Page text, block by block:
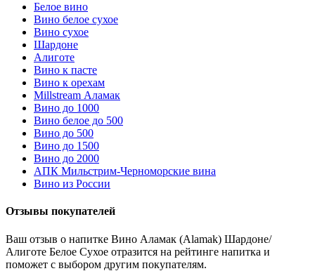
Белое вино
Вино белое сухое
Вино сухое
Шардоне
Алиготе
Вино к пасте
Вино к орехам
Millstream Аламак
Вино до 1000
Вино белое до 500
Вино до 500
Вино до 1500
Вино до 2000
АПК Мильстрим-Черноморские вина
Вино из России
Отзывы покупателей
Ваш отзыв о напитке Вино Аламак (Alamak) Шардоне/
Алиготе Белое Сухое отразится на рейтинге напитка и
поможет с выбором другим покупателям.